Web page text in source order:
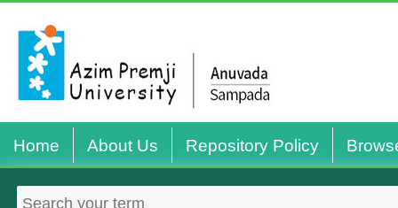
Home About Us Repository Policy